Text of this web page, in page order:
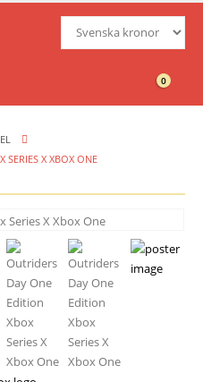
0
SERIES X XBOX ONE